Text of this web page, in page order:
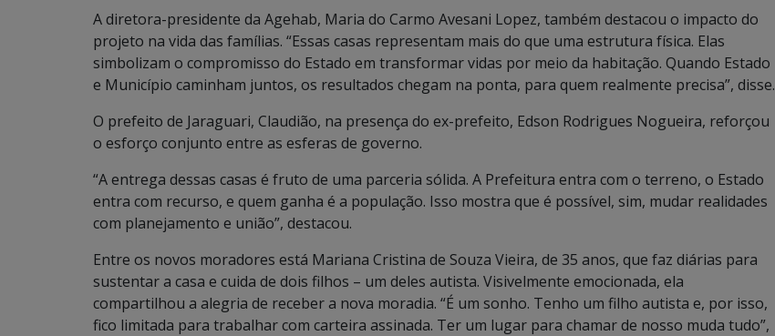
A diretora-presidente da Agehab, Maria do Carmo Avesani Lopez, também destacou o impacto do
projeto na vida das famílias. “Essas casas representam mais do que uma estrutura física. Elas
simbolizam o compromisso do Estado em transformar vidas por meio da habitação. Quando Estado
e Município caminham juntos, os resultados chegam na ponta, para quem realmente precisa”, disse.
O prefeito de Jaraguari, Claudião, na presença do ex-prefeito, Edson Rodrigues Nogueira, reforçou
o esforço conjunto entre as esferas de governo.
“A entrega dessas casas é fruto de uma parceria sólida. A Prefeitura entra com o terreno, o Estado
entra com recurso, e quem ganha é a população. Isso mostra que é possível, sim, mudar realidades
com planejamento e união”, destacou.
Entre os novos moradores está Mariana Cristina de Souza Vieira, de 35 anos, que faz diárias para
sustentar a casa e cuida de dois filhos – um deles autista. Visivelmente emocionada, ela
compartilhou a alegria de receber a nova moradia. “É um sonho. Tenho um filho autista e, por isso,
fico limitada para trabalhar com carteira assinada. Ter um lugar para chamar de nosso muda tudo”,